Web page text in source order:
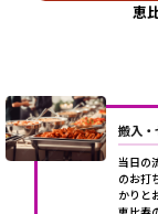
恵
搬入・
当日の
のお打
かりと